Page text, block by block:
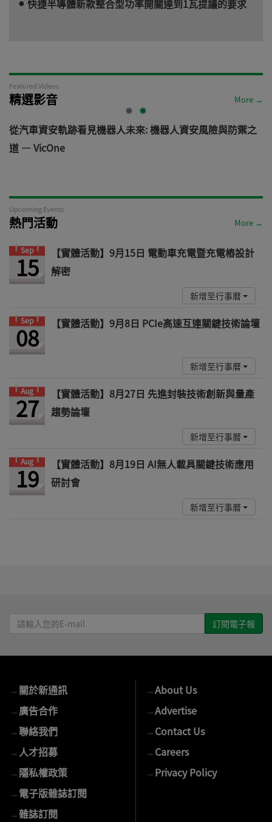
快捷半導體新款整合型功率開關達到1瓦提議的要求
Featured Videos
精選影音 More →
從汽車資安軌跡看見機器人未來: 機器人資安風險與防禦之
道 — VicOne
Upcoming Events
熱門活動 More →
Sep
15
【實體活動】9月15日 電動車充電暨充電樁設計
解密
新增至行事曆
Sep
08 【實體活動】9月8日 PCIe高速互連關鍵技術論壇
新增至行事曆
Aug
27
【實體活動】8月27日 先進封裝技術創新與量產
趨勢論壇
新增至行事曆
Aug
19
【實體活動】8月19日 AI無人載具關鍵技術應用
研討會
新增至行事曆
請
輸
E-
mail
→關於新通訊
→廣告合作
→聯絡我們
→ 人才招募
→隱私權政策
→電子版雜誌訂閱
→雜誌訂閱
→About Us
→Advertise
→Contact Us
→Careers
→Privacy Policy